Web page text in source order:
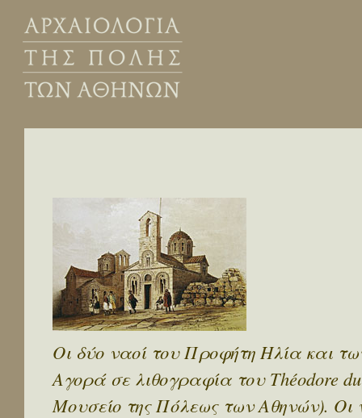
Οι δύο ναοί του Προφήτη Ηλία και
Αγορά σε λιθογραφία του Théodore
Μουσείο της Πόλεως των Αθηνών). Οι